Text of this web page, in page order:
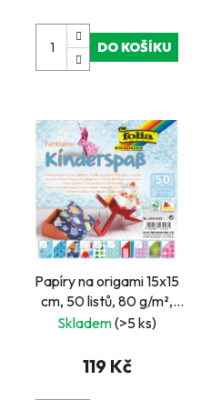
DO KOŠÍKU
Papíry na origami 15x15
cm, 50 listů, 80 g/m²,
DĚTSKÉ
Skladem(>5 ks)
119 Kč